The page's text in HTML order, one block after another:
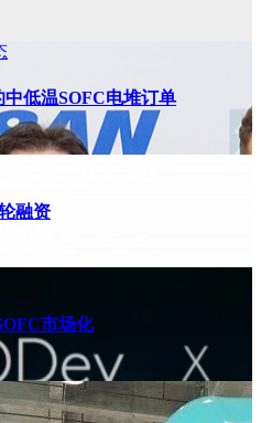
低温SOFC电堆订单
融资
市场化